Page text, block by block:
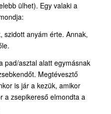
ülhet). Egy valaki a
szidott anyám érte. Annak,
pad/asztal alatt egymásnak
Megtévesztő
is jár a kezük, amikor
a zsepikereső elmondta a